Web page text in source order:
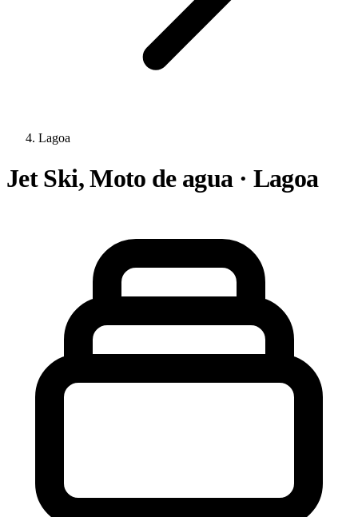
Lagoa
Jet Ski, Moto de agua · Lagoa